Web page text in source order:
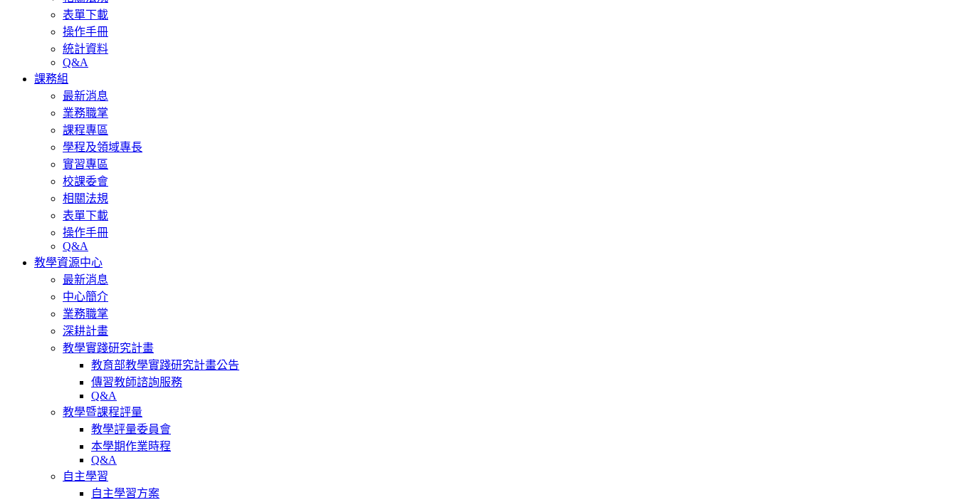
表單下載
操作手冊
統計資料
Q&A
課務組
最新消息
業務職掌
課程專區
學程及領域專長
實習專區
校課委會
相關法規
表單下載
操作手冊
Q&A
教學資源中心
最新消息
中心簡介
業務職掌
深耕計畫
教學實踐研究計畫
教育部教學實踐研究計畫公告
傳習教師諮詢服務
Q&A
教學暨課程評量
教學評量委員會
本學期作業時程
Q&A
自主學習
自主學習方案